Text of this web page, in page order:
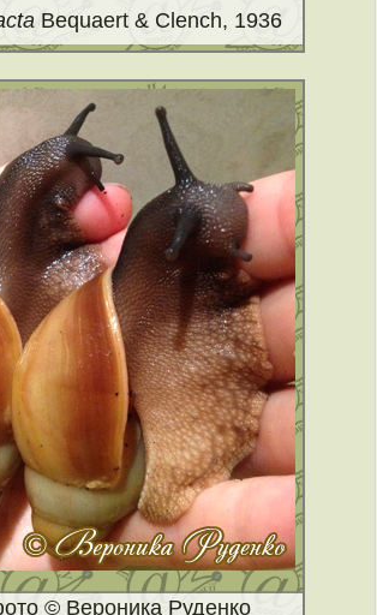
Bequaert & Clench, 1936
© Вероника Руденко